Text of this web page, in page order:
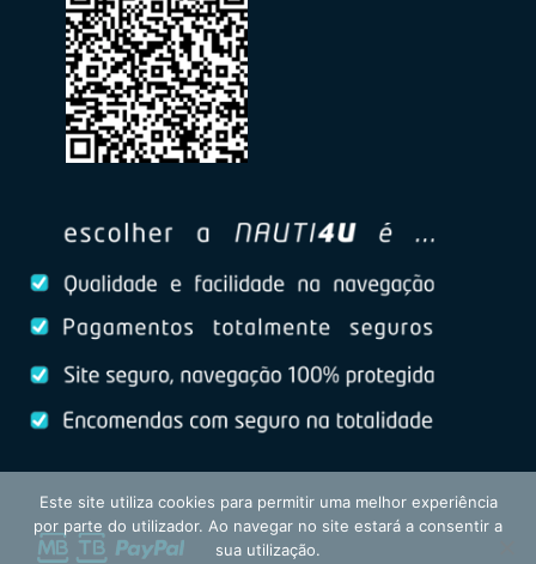
Este site utiliza cookies para permitir uma melhor experiência
por parte do utilizador. Ao navegar no site estará a consentir a
sua utilização.